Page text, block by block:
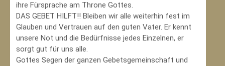
ihre Fürsprache am Throne Gottes.
DAS GEBET HILFT!! Bleiben wir alle weiterhin fest im
Glauben und Vertrauen auf den guten Vater. Er kennt
unsere Not und die Bedürfnisse jedes Einzelnen, er
sorgt gut für uns alle.
Gottes Segen der ganzen Gebetsgemeinschaft und